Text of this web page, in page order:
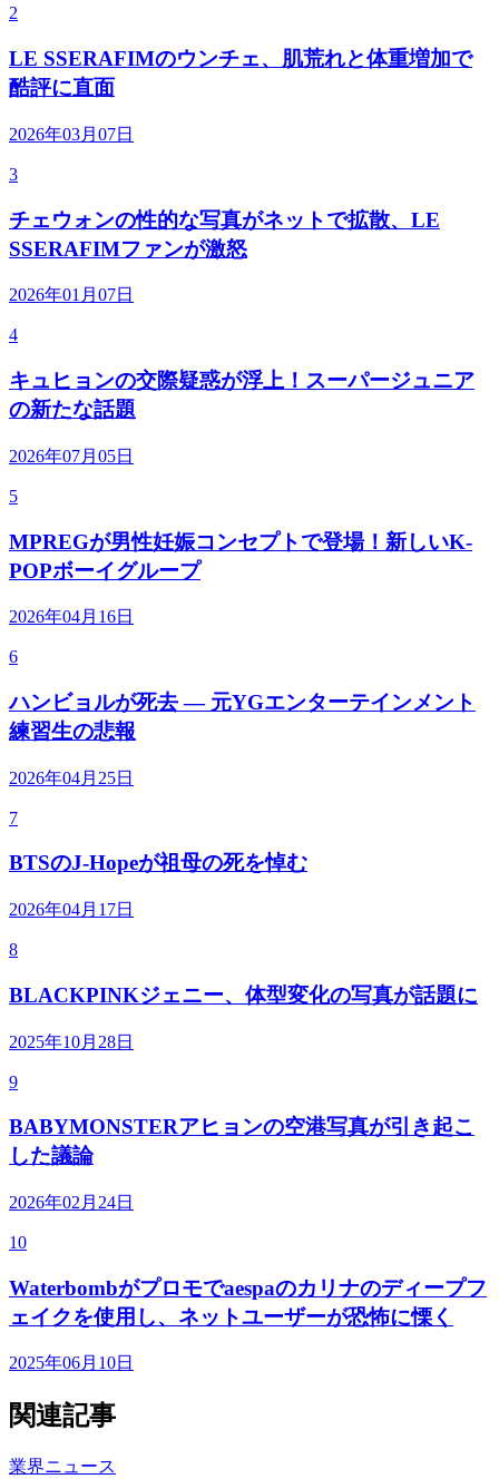
2
LE SSERAFIMのウンチェ、肌荒れと体重増加で
酷評に直面
2026年03月07日
3
チェウォンの性的な写真がネットで拡散、LE
SSERAFIMファンが激怒
2026年01月07日
4
キュヒョンの交際疑惑が浮上！スーパージュニア
の新たな話題
2026年07月05日
5
MPREGが男性妊娠コンセプトで登場！新しいK-
POPボーイグループ
2026年04月16日
6
ハンビョルが死去 — 元YGエンターテインメント
練習生の悲報
2026年04月25日
7
BTSのJ-Hopeが祖母の死を悼む
2026年04月17日
8
BLACKPINKジェニー、体型変化の写真が話題に
2025年10月28日
9
BABYMONSTERアヒョンの空港写真が引き起こ
した議論
2026年02月24日
10
Waterbombがプロモでaespaのカリナのディープフ
ェイクを使用し、ネットユーザーが恐怖に慄く
2025年06月10日
関連記事
業界ニュース